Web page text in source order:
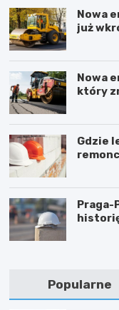
Nowa
już
Nowa
który
Gdzie
Praga-
Popularne